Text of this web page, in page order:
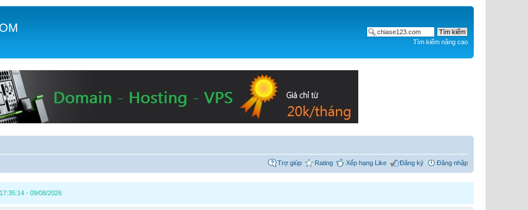
Tìm kiếm nâng cao
Trợ giúp Rating Xếp hạng Like Đăng ký Đăng nhập
- 09/08/2026